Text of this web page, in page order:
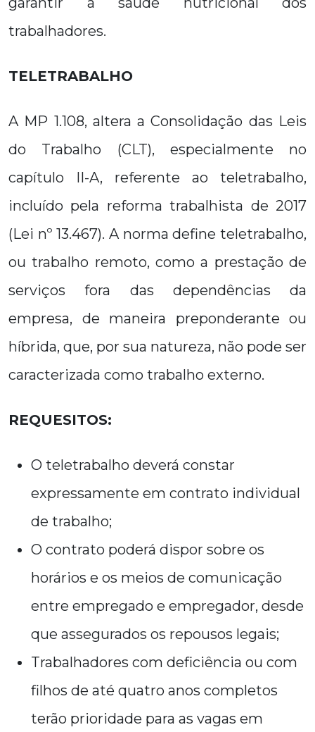
trabalhadores.
TELETRABALHO
A MP 1.108, altera a Consolidação das Leis
do Trabalho (CLT), especialmente no
capítulo II-A, referente ao teletrabalho,
incluído pela reforma trabalhista de 2017
(Lei nº 13.467). A norma define teletrabalho,
ou trabalho remoto, como a prestação de
serviços fora das dependências da
empresa, de maneira preponderante ou
híbrida, que, por sua natureza, não pode ser
caracterizada como trabalho externo.
REQUESITOS:
O teletrabalho deverá constar
expressamente em contrato individual
de trabalho;
O contrato poderá dispor sobre os
horários e os meios de comunicação
entre empregado e empregador, desde
que assegurados os repousos legais;
Trabalhadores com deficiência ou com
filhos de até quatro anos completos
terão prioridade para as vagas em